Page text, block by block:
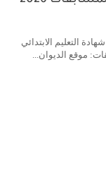
التعليم الابتدائي
الديوان...